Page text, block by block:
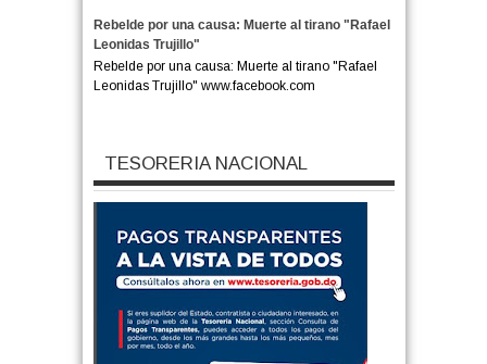
Rebelde por una causa: Muerte al tirano "Rafael
Leonidas Trujillo"
Rebelde por una causa: Muerte al tirano "Rafael
Leonidas Trujillo" www.facebook.com
TESORERIA NACIONAL